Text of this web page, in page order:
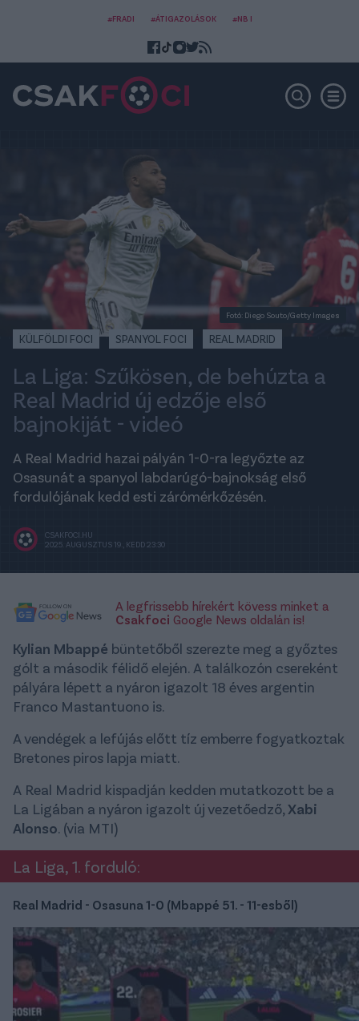
#FRADI #ÁTIGAZOLÁSOK #NB I
Fotó: Diego Souto/Getty Images
KÜLFÖLDI FOCI SPANYOL FOCI REAL MADRID
La Liga: Szűkösen, de behúzta a
Real Madrid új edzője első
bajnokiját - videó
A Real Madrid hazai pályán 1-0-ra legyőzte az
Osasunát a spanyol labdarúgó-bajnokság első
fordulójának kedd esti zárómérkőzésén.
CSAKFOCI.HU
2025. AUGUSZTUS 19., KEDD 23:30
A legfrissebb hírekért kövess minket a
Csakfoci Google News oldalán is!
Kylian Mbappé büntetőből szerezte meg a győztes
gólt a második félidő elején. A találkozón csereként
pályára lépett a nyáron igazolt 18 éves argentin
Franco Mastantuono is.
A vendégek a lefújás előtt tíz emberre fogyatkoztak
Bretones piros lapja miatt.
A Real Madrid kispadján kedden mutatkozott be a
La Ligában a nyáron igazolt új vezetőedző,Xabi
Alonso. (via MTI)
La Liga, 1. forduló:
Real Madrid - Osasuna 1-0 (Mbappé 51. - 11-esből)